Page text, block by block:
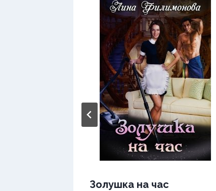
Золушка на час